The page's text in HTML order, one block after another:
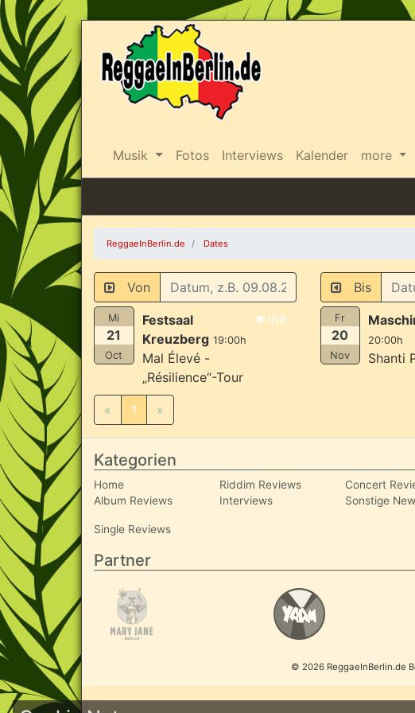
Musik Fotos Interviews Kalender more
ReggaeInBerlin.de Dates
Von Bis
Mi
21
Oct
live
Festsaal
Kreuzberg 19:00h
Mal Élevé -
„Résilience“-Tour
Fr
20
Nov
20:00h
Shanti
« 1 »
Kategorien
Home
Album Reviews
Riddim Reviews
Interviews
Concert
Sonstige
Single Reviews
Partner
© 2026 ReggaeInBerlin.de